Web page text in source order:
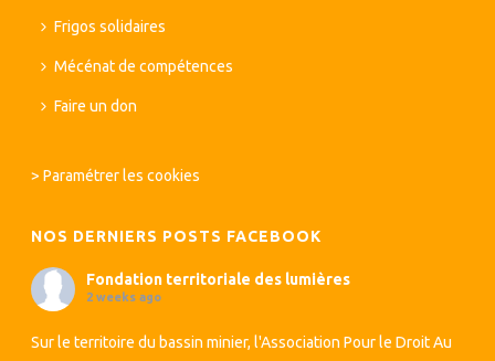
Frigos solidaires
Mécénat de compétences
Faire un don
>Paramétrer les cookies
NOS DERNIERS POSTS FACEBOOK
Fondation territoriale des lumières
2 weeks ago
Sur le territoire du bassin minier, l'Association Pour le Droit Au